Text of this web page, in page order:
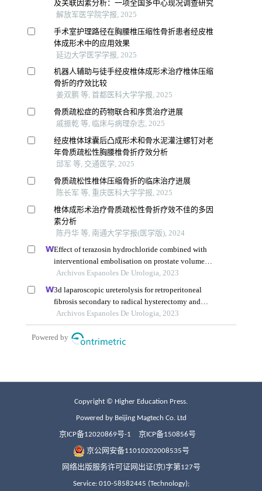
Copyright © Higher Education Press.
Powered by Beijing Magtech Co. Ltd
京ICP备12020869号-1 京ICP备150856号
京公网安备11010202008535号
网络出版服务许可证网出证(京)字第127号
Service: 010-58582445 (Technology);